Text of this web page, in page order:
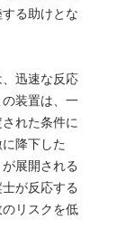
る助けとな
迅速な反応
装置は、一
れた条件に
降下した
展開される
が反応する
リスクを低